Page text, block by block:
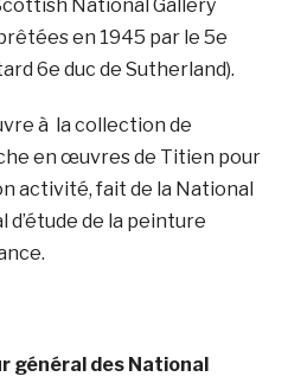
National Gallery
en 1945 par le 5e
6e duc de Sutherland).
à la collection de
en œuvres de Titien pour
activité, fait de la National
d’étude de la peinture
général des National